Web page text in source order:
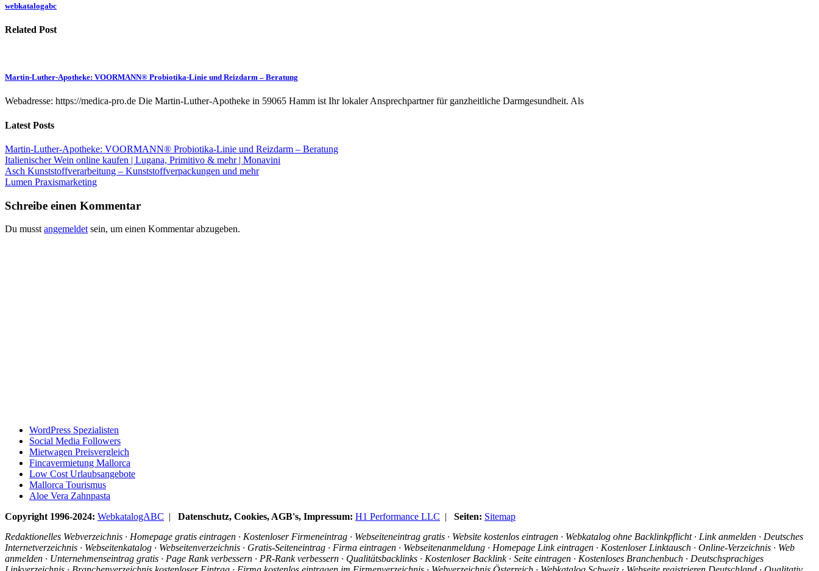
webkatalogabc
Related Post
Martin-Luther-Apotheke: VOORMANN® Probiotika-Linie und Reizdarm – Beratung
Webadresse: https://medica-pro.de Die Martin-Luther-Apotheke in 59065 Hamm ist Ihr lokaler Ansprechpartner für ganzheitliche Darmgesundheit. Als
Latest Posts
Martin-Luther-Apotheke: VOORMANN® Probiotika-Linie und Reizdarm – Beratung
Italienischer Wein online kaufen | Lugana, Primitivo & mehr | Monavini
Asch Kunststoffverarbeitung – Kunststoffverpackungen und mehr
Lumen Praxismarketing
Schreibe einen Kommentar
Du musst angemeldet sein, um einen Kommentar abzugeben.
WordPress Spezialisten
Social Media Followers
Mietwagen Preisvergleich
Fincavermietung Mallorca
Low Cost Urlaubsangebote
Mallorca Tourismus
Aloe Vera Zahnpasta
Copyright 1996-2024: WebkatalogABC | Datenschutz, Cookies, AGB's, Impressum: H1 Performance LLC | Seiten: Sitemap
Redaktionelles Webverzeichnis · Homepage gratis eintragen · Kostenloser Firmeneintrag · Webseiteneintrag gratis · Website kostenlos eintragen · Webkatalog ohne Backlinkpflicht · Link anmelden · Deutsches
Internetverzeichnis · Webseitenkatalog · Webseitenverzeichnis · Gratis-Seiteneintrag · Firma eintragen · Webseitenanmeldung · Homepage Link eintragen · Kostenloser Linktausch · Online-Verzeichnis · Web
anmelden · Unternehmenseintrag gratis · Page Rank verbessern · PR-Rank verbessern · Qualitätsbacklinks · Kostenloser Backlink · Seite eintragen · Kostenloses Branchenbuch · Deutschsprachiges